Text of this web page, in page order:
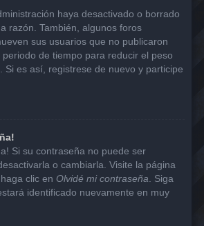
haya desactivado o borrado
razón. También, algunos foros
sus usuarios que no publicaron
de tiempo para reducir el peso
Si es así, registrese de nuevo y participe
Si su contraseña no puede ser
o cambiarla. Visite la página
clic en Olvidé mi contraseña. Siga
identificado nuevamente en muy